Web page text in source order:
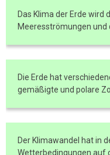
Das Klima der Erde wird
Meeresströmungen und
Die Erde hat
gemäßigte und polare
Der Klimawandel hat in
Wetterbedingungen auf